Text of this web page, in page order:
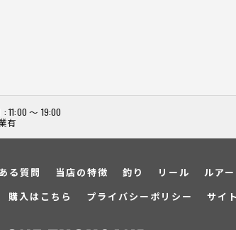
～ 19:00
有
る質問 当店の特徴 釣り リール ルアー
購入はこちら プライバシーポリシー サイ